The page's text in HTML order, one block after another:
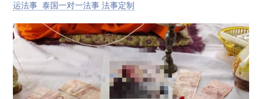
运法事 泰国一对一法事 法事定制